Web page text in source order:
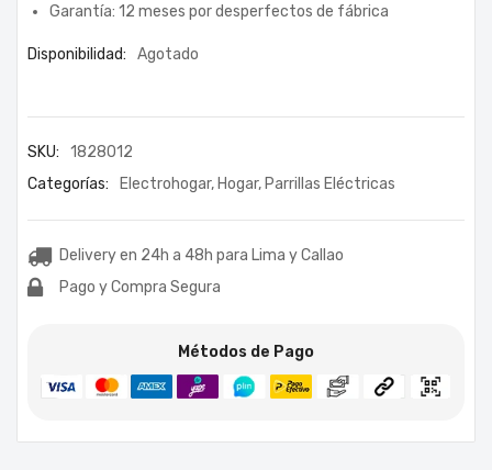
Garantía: 12 meses por desperfectos de fábrica
Disponibilidad: Agotado
SKU:
1828012
Categorías:
Electrohogar, Hogar, Parrillas Eléctricas
Delivery en 24h a 48h para Lima y Callao
Pago y Compra Segura
Métodos de Pago